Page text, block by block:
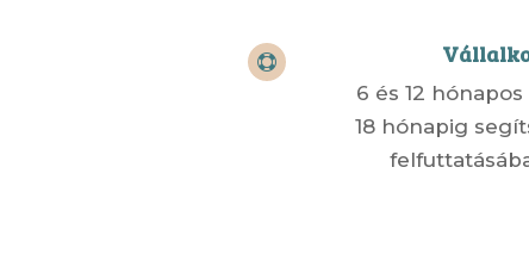

6 és 12
18 hónapig